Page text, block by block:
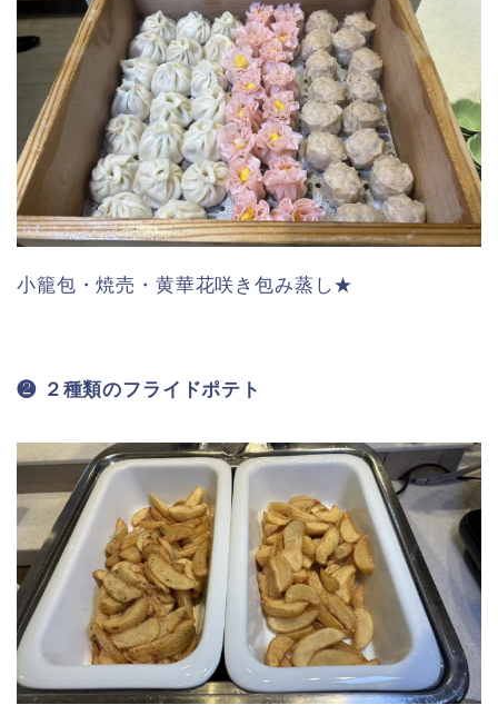
小籠包・焼売・黄華花咲き包み蒸し★
❷ ２種類のフライドポテト